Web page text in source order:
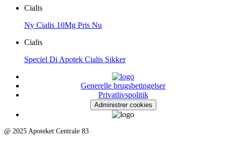
Cialis
Ny Cialis 10Mg Pris Nu
Cialis
Speciel Di Apotek Cialis Sikker
Generelle brugsbetingelser
Privatlivspolitik
Administrer cookies
@ 2025 Apoteket Centrale 83